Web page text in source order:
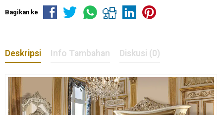
Bagikan ke
Deskripsi Info Tambahan Diskusi (0)